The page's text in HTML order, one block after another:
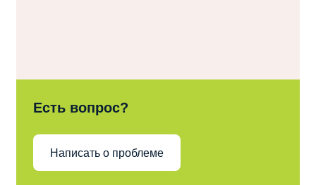
Есть вопрос?
Написать о проблеме